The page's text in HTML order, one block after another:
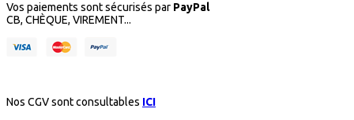
Vos paiements sont sécurisés par PayPal
CB, CHÈQUE, VIREMENT...
Nos CGV sont consultables ICI